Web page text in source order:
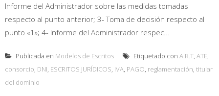
Informe del Administrador sobre las medidas tomadas
respecto al punto anterior; 3- Toma de decisión respecto al
punto «1»; 4- Informe del Administrador respec...
Publicada en Modelos de Escritos Etiquetado con A.R.T, ATE,
consorcio, DNI, ESCRITOS JURÍDICOS, IVA, PAGO, reglamentación, titular
del dominio